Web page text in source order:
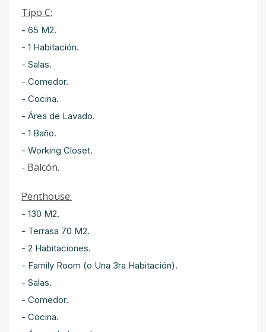
Tipo C:
- 65 M2.
- 1 Habitación.
- Salas.
- Comedor.
- Cocina.
- Área de Lavado.
- 1 Baño.
- Working Closet.
- Balcón.
Penthouse:
- 130 M2.
- Terrasa 70 M2.
- 2 Habitaciones.
- Family Room (o Una 3ra Habitación).
- Salas.
- Comedor.
- Cocina.